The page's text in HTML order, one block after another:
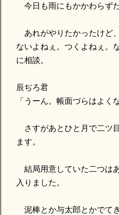
今日も雨にもかかわらず
あれがやりたかったけど
ないよねぇ。つくよねぇ。
に相談。
辰ぢろ君
「うーん。帳面づらはよく
さすがあとひと月で二ツ
ます。
結局用意していた二つは
入りました。
泥棒とか与太郎とかでて